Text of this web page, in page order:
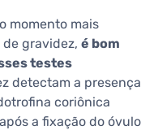
momento mais
gravidez, é bom
testes
detectam a presença
coriônica
a fixação do óvulo